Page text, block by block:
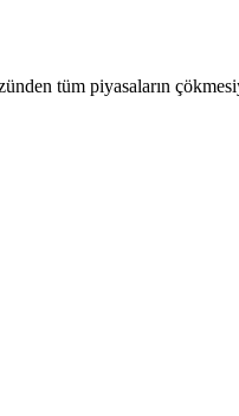
tüm piyasaların